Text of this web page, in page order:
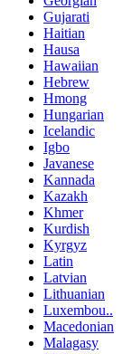
Gujarati
Haitian
Hausa
Hawaiian
Hebrew
Hmong
Hungarian
Icelandic
Igbo
Javanese
Kannada
Kazakh
Khmer
Kurdish
Kyrgyz
Latin
Latvian
Lithuanian
Luxembou..
Macedonian
Malagasy